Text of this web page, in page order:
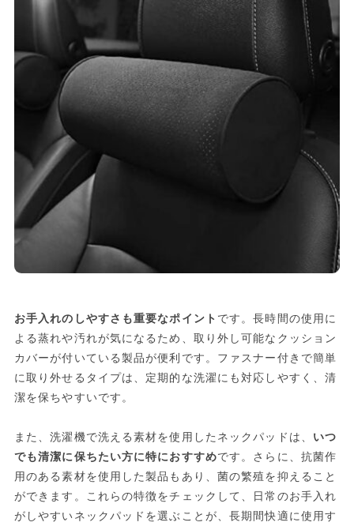
お手入れのしやすさも重要なポイント です。長時間の使用に
よる蒸れや汚れが気になるため、取り外し可能なクッション
カバーが付いている製品が便利です。ファスナー付きで簡単
に取り外せるタイプは、定期的な洗濯にも対応しやすく、清
潔を保ちやすいです。
また、洗濯機で洗える素材を使用したネックパッドは、 いつ
でも清潔に保ちたい方に特におすすめです。さらに、抗菌作
用のある素材を使用した製品もあり、菌の繁殖を抑えること
ができます。これらの特徴をチェックして、日常のお手入れ
がしやすいネックパッドを選ぶことが、長期間快適に使用す